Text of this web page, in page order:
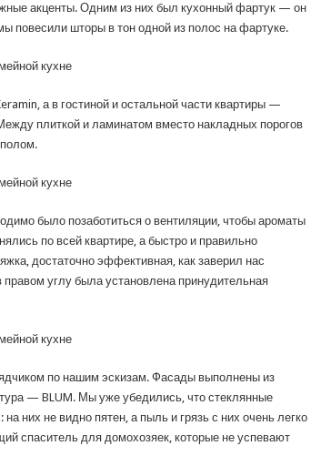
акценты. Одним из них был кухонный фартук — он
повесили шторы в тон одной из полос на фартуке.
а в гостиной и остальной части квартиры —
плиткой и ламинатом вместо накладных порогов
было позаботиться о вентиляции, чтобы ароматы
по всей квартире, а быстро и правильно
достаточно эффективная, как заверил нас
правом углу была установлена принудительная
по нашим эскизам. Фасады выполнены из
— BLUM. Мы уже убедились, что стеклянные
них не видно пятен, а пыль и грязь с них очень легко
спаситель для домохозяек, которые не успевают